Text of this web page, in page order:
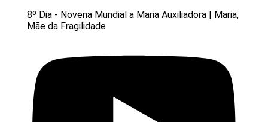
8º Dia - Novena Mundial a Maria Auxiliadora | Maria,
Mãe da Fragilidade